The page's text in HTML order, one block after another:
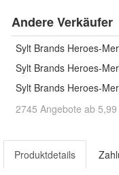
Andere Verkäufer
Sylt Brands Heroes-
Sylt Brands Heroes-
Sylt Brands Heroes-
2745 Angebote ab
Produktdetails